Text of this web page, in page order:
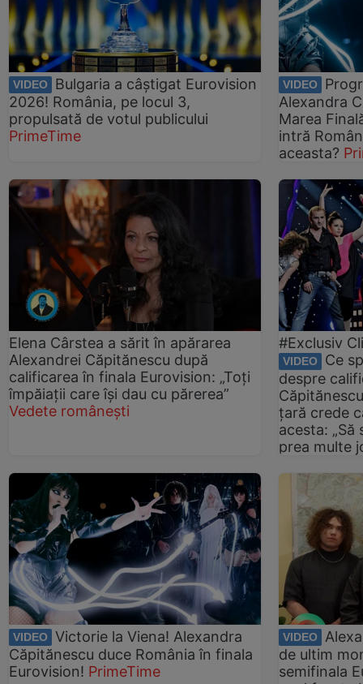
VIDEO
Bulgaria a câștigat Eurovision
2026! România, pe locul 3,
propulsată de votul publicului
PrimeTime
VIDEO
Alexandra
Marea
intră
aceasta?
Elena Cârstea a sărit în apărarea
Alexandrei Căpitănescu după
calificarea în finala Eurovision: „Toți
împăiații care își dau cu părerea”
Vedete românești
#Exclusiv
VIDEO
Ce
despre
țară crede
acesta:
prea multe
VIDEO Victorie la Viena! Alexandra
Căpitănescu duce România în finala
Eurovision! PrimeTime
VIDEO
de ultim
semifinala